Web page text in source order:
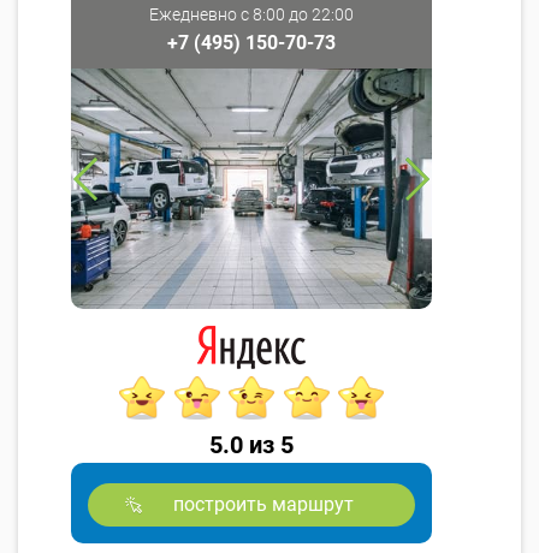
Ежедневно с 8:00 до 22:00
+7 (495) 150-70-73
5.0 из 5
построить маршрут